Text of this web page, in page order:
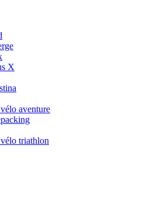
X
aventure
vélo triathlon